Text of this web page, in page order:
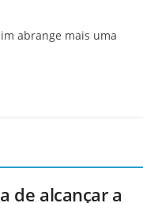
abrange mais uma
de alcançar a